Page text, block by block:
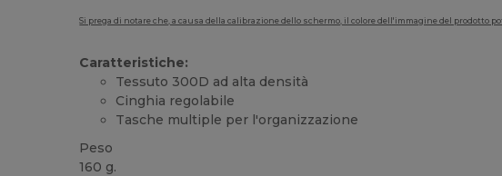
Si prega di notare che, a causa della calibrazione dello schermo, il colore dell'immagine del prodotto
Caratteristiche:
Tessuto 300D ad alta densità
Cinghia regolabile
Tasche multiple per l'organizzazione
Peso
160 g.